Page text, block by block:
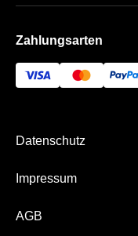
Business App
Zahlungsarten
Datenschutz
Impressum
AGB